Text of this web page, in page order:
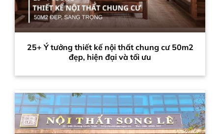
25+ Ý tưởng thiết kế nội thất chung cư 50m2
đẹp, hiện đại và tối ưu